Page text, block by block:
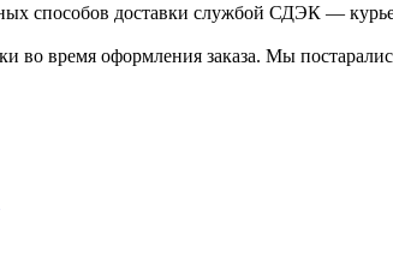
способов доставки службой СДЭК —
во время оформления заказа. Мы